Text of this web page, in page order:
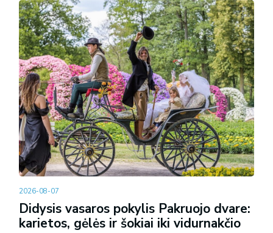
2026-08-07
Didysis vasaros pokylis Pakruojo dvare:
karietos, gėlės ir šokiai iki vidurnakčio